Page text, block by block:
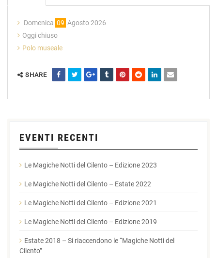
Domenica 09 Agosto 2026
Oggi chiuso
Polo museale
SHARE
EVENTI RECENTI
Le Magiche Notti del Cilento – Edizione 2023
Le Magiche Notti del Cilento – Estate 2022
Le Magiche Notti del Cilento – Edizione 2021
Le Magiche Notti del Cilento – Edizione 2019
Estate 2018 – Si riaccendono le “Magiche Notti del
Cilento”